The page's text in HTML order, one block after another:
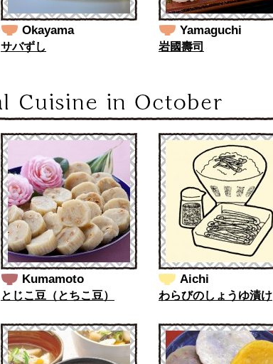
Okayama
サバずし
Yamaguchi
岩國壽司
Kumamoto
とじこ豆（とちこ豆）
Aichi
わらびのしょうゆ漬け